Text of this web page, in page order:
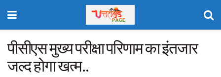
पीसीएस मुख्य परीक्षा परिणाम का इंतजार
जल्द होगा खत्म..